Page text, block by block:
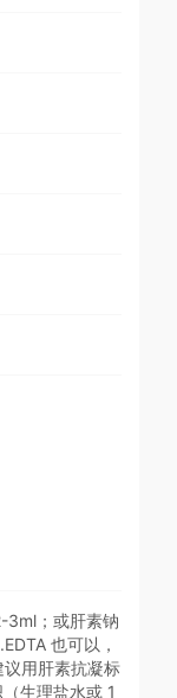
3ml；或肝素钠
也可以，
用肝素抗凝标
生理盐水或 1